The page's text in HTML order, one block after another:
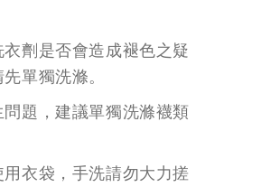
劑是否會造成褪色之疑
單獨洗滌。
題，建議單獨洗滌襪類
衣袋，手洗請勿大力搓